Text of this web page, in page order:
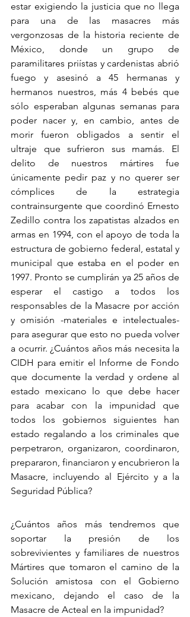
estar exigiendo la justicia que no llega
para una de las masacres más
vergonzosas de la historia reciente de
México, donde un grupo de
paramilitares priístas y cardenistas abrió
fuego y asesinó a 45 hermanas y
hermanos nuestros, más 4 bebés que
sólo esperaban algunas semanas para
poder nacer y, en cambio, antes de
morir fueron obligados a sentir el
ultraje que sufrieron sus mamás. El
delito de nuestros mártires fue
únicamente pedir paz y no querer ser
cómplices de la estrategia
contrainsurgente que coordinó Ernesto
Zedillo contra los zapatistas alzados en
armas en 1994, con el apoyo de toda la
estructura de gobierno federal, estatal y
municipal que estaba en el poder en
1997. Pronto se cumplirán ya 25 años de
esperar el castigo a todos los
responsables de la Masacre por acción
y omisión -materiales e intelectuales-
para asegurar que esto no pueda volver
a ocurrir. ¿Cuántos años más necesita la
CIDH para emitir el Informe de Fondo
que documente la verdad y ordene al
estado mexicano lo que debe hacer
para acabar con la impunidad que
todos los gobiernos siguientes han
estado regalando a los criminales que
perpetraron, organizaron, coordinaron,
prepararon, financiaron y encubrieron la
Masacre, incluyendo al Ejército y a la
Seguridad Pública?
¿Cuántos años más tendremos que
soportar la presión de los
sobrevivientes y familiares de nuestros
Mártires que tomaron el camino de la
Solución amistosa con el Gobierno
mexicano, dejando el caso de la
Masacre de Acteal en la impunidad?